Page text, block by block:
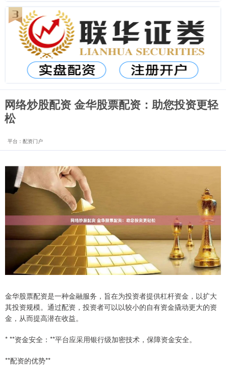
网络炒股配资 金华股票配资：助您投资更轻
松
平台：配资门户
金华股票配资是一种金融服务，旨在为投资者提供杠杆资金，以扩大
其投资规模。通过配资，投资者可以以较小的自有资金撬动更大的资
金，从而提高潜在收益。
* **资金安全：**平台应采用银行级加密技术，保障资金安全。
**配资的优势**